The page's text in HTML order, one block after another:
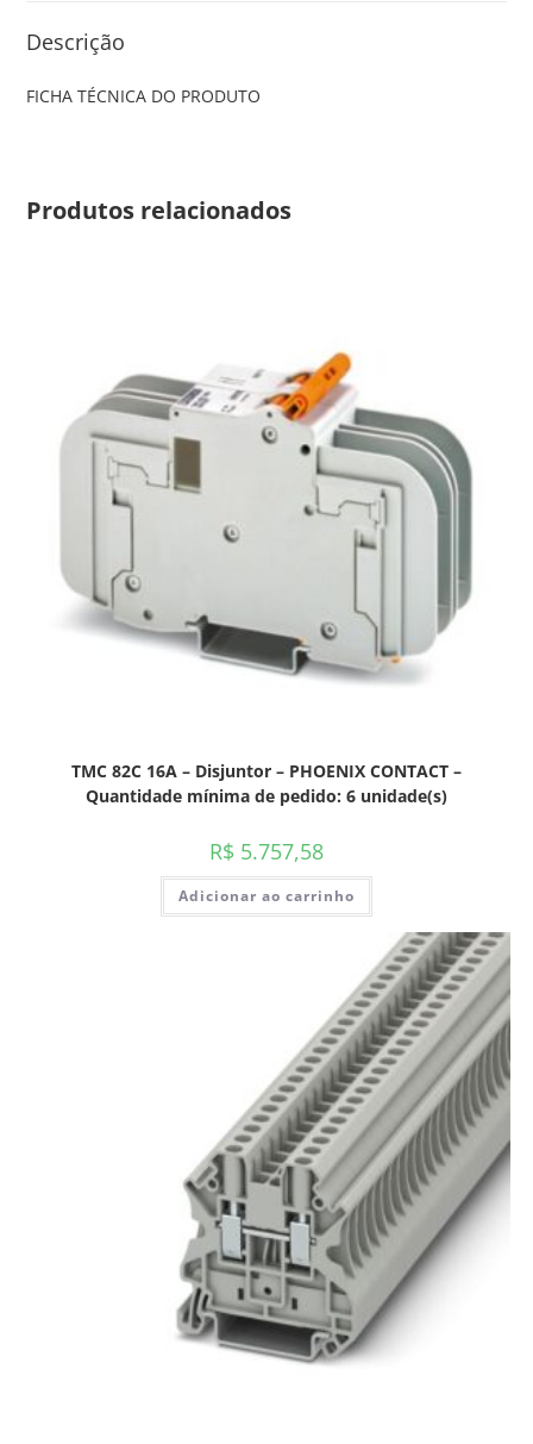
Descrição
FICHA TÉCNICA DO PRODUTO
Produtos relacionados
TMC 82C 16A – Disjuntor – PHOENIX CONTACT –
Quantidade mínima de pedido: 6 unidade(s)
R$ 5.757,58
Adicionar ao carrinho